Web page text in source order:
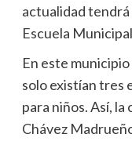
actualidad
Escuela
En este
solo existían tres
para niños. Así,
Chávez